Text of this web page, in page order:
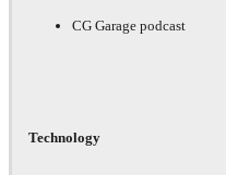
CG Garage podcast
Technology